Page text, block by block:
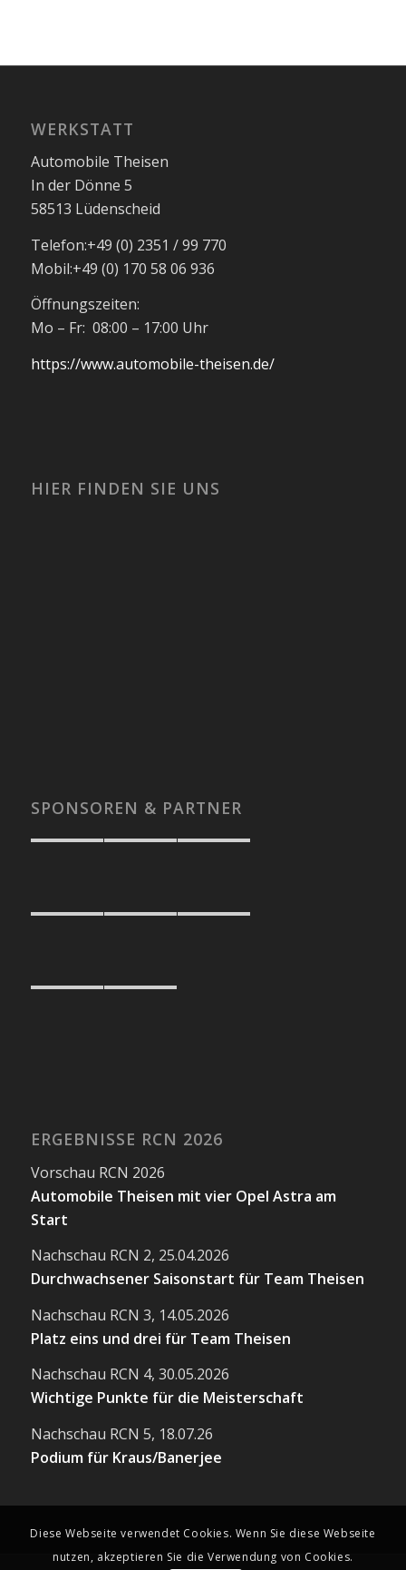
WERKSTATT
Automobile Theisen
In der Dönne 5
58513 Lüdenscheid
Telefon:+49 (0) 2351 / 99 770
Mobil:+49 (0) 170 58 06 936
Öffnungszeiten:
Mo – Fr: 08:00 – 17:00 Uhr
https://www.automobile-theisen.de/
HIER FINDEN SIE UNS
SPONSOREN & PARTNER
ERGEBNISSE RCN 2026
Vorschau RCN 2026
Automobile Theisen mit vier Opel Astra am
Start
Nachschau RCN 2, 25.04.2026
Durchwachsener Saisonstart für Team Theisen
Nachschau RCN 3, 14.05.2026
Platz eins und drei für Team Theisen
Nachschau RCN 4, 30.05.2026
Wichtige Punkte für die Meisterschaft
Nachschau RCN 5, 18.07.26
Podium für Kraus/Banerjee
Diese Webseite verwendet Cookies. Wenn Sie diese Webseite
nutzen, akzeptieren Sie die Verwendung von Cookies.